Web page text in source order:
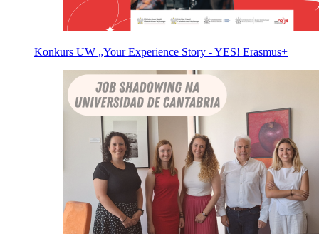
Konkurs UW „Your Experience Story - YES! Erasmus+